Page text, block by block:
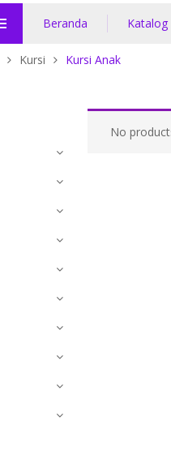
Beranda Katalog
Kursi Kursi Anak
No